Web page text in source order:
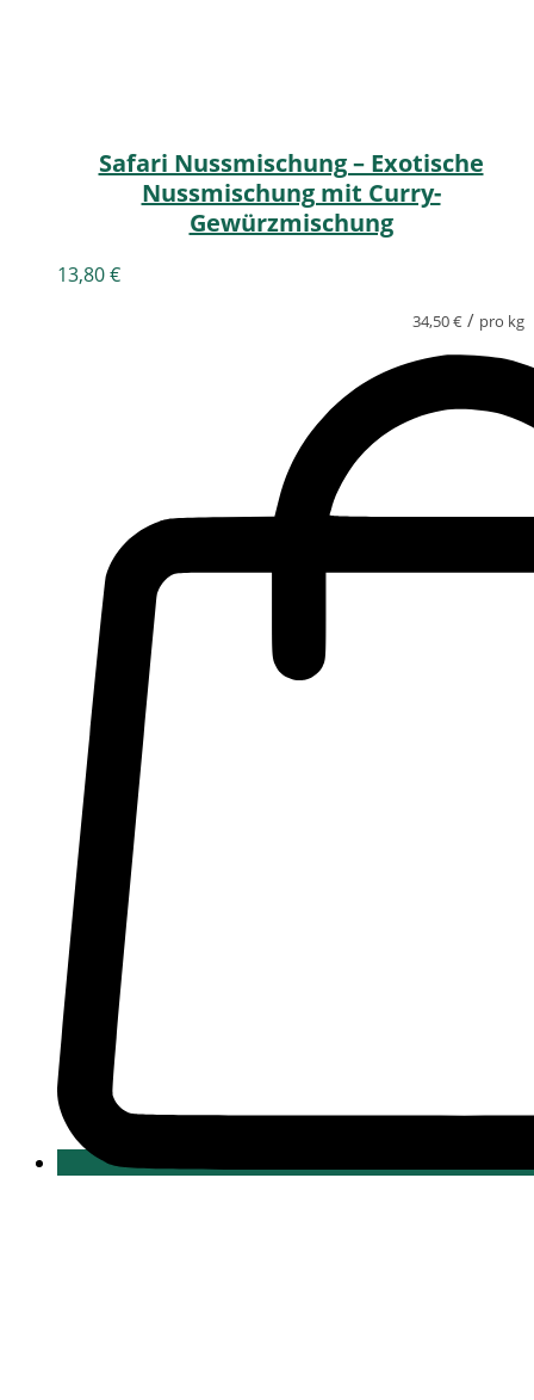
Safari Nussmischung – Exotische
Nussmischung mit Curry-
Gewürzmischung
13,80€
34,50€ / pro kg